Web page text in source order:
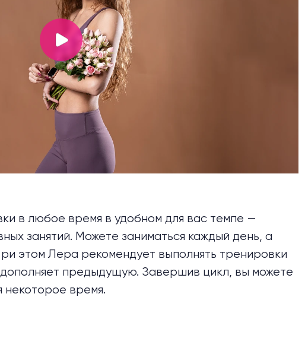
в любое время в удобном для вас темпе —
занятий. Можете заниматься каждый день, а
этом Лера рекомендует выполнять тренировки
дополняет предыдущую. Завершив цикл, вы можете
некоторое время.